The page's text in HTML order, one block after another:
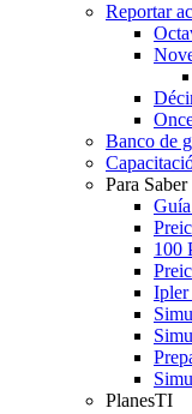
Reportar
Banco de
Para Saber
100
Ipler
PlanesTI